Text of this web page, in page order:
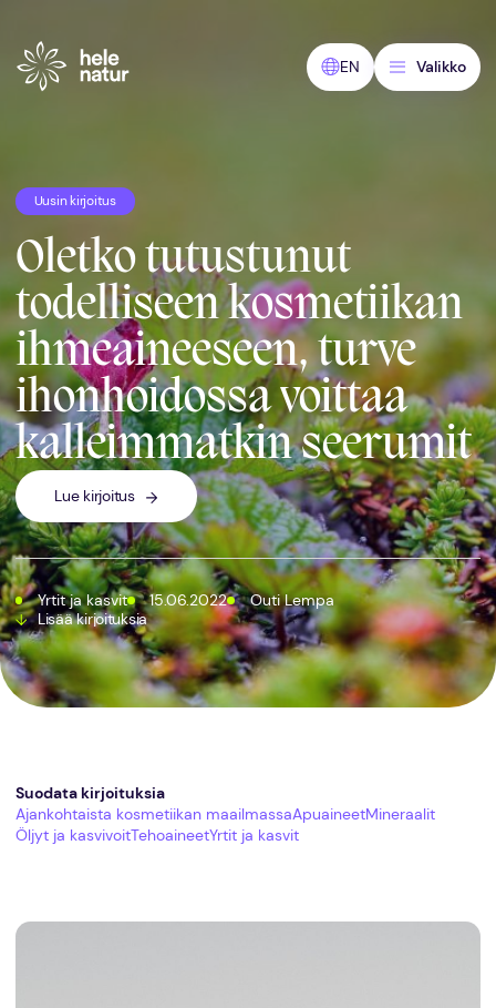
EN
Valikko
Uusin kirjoitus
Oletko tutustunut
todelliseen kosmetiikan
ihmeaineeseen, turve
ihonhoidossa voittaa
kalleimmatkin seerumit
Lue kirjoitus
Yrtit ja kasvit 15.06.2022
Outi Lempa
Lisää kirjoituksia
Suodata kirjoituksia
Ajankohtaista kosmetiikan maailmassaApuaineetMineraalit
Öljyt ja kasvivoitTehoaineetYrtit ja kasvit